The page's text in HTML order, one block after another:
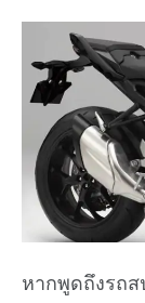
หากพูดถึงรถส